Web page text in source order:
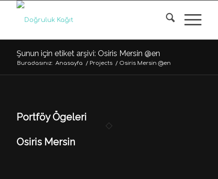
Şunun için etiket arşivi: Osiris Mersin @en
Buradasınız: Anasayfa / Projects / Osiris Mersin @en
Portföy Ögeleri
Osiris Mersin